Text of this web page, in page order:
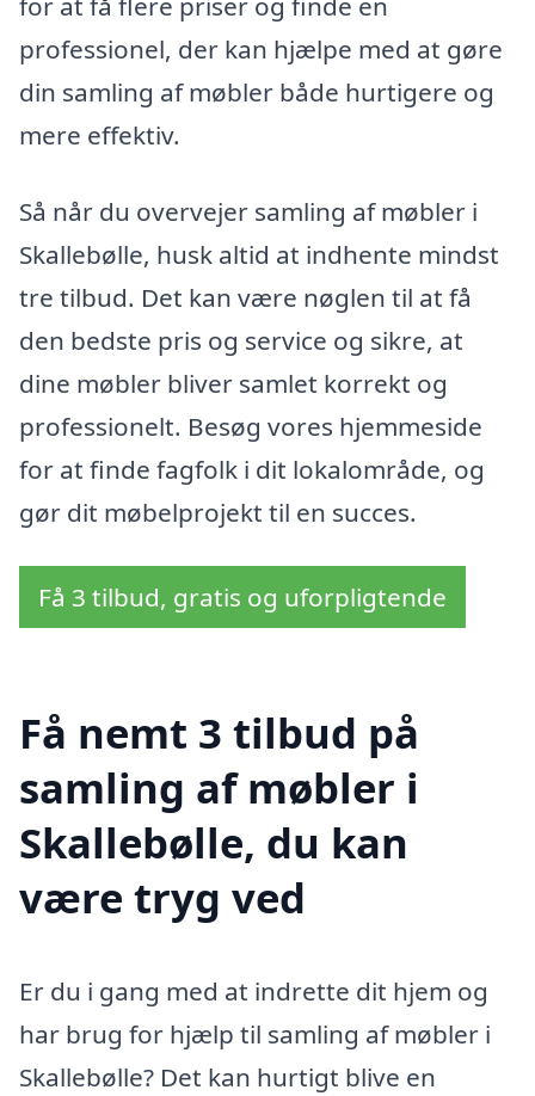
professionel, der kan hjælpe med at gøre
din samling af møbler både hurtigere og
mere effektiv.
Så når du overvejer samling af møbler i
Skallebølle, husk altid at indhente mindst
tre tilbud. Det kan være nøglen til at få
den bedste pris og service og sikre, at
dine møbler bliver samlet korrekt og
professionelt. Besøg vores hjemmeside
for at finde fagfolk i dit lokalområde, og
gør dit møbelprojekt til en succes.
Få 3 tilbud, gratis og uforpligtende
Få nemt 3 tilbud på
samling af møbler i
Skallebølle, du kan
være tryg ved
Er du i gang med at indrette dit hjem og
har brug for hjælp til samling af møbler i
Skallebølle? Det kan hurtigt blive en